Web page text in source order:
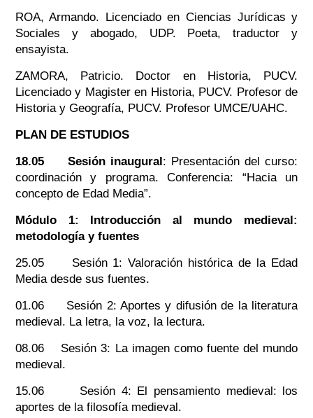
ROA, Armando. Licenciado en Ciencias Jurídicas y
Sociales y abogado, UDP. Poeta, traductor y
ensayista.
ZAMORA, Patricio. Doctor en Historia, PUCV.
Licenciado y Magister en Historia, PUCV. Profesor de
Historia y Geografía, PUCV. Profesor UMCE/UAHC.
PLAN DE ESTUDIOS
18.05
Sesión inaugural : Presentación del curso:
coordinación y programa. Conferencia: “Hacia un
concepto de Edad Media”.
Módulo 1:
Introducción al mundo medieval:
metodología y fuentes
25.05 Sesión 1: Valoración histórica de la Edad
Media desde sus fuentes.
01.06 Sesión 2: Aportes y difusión de la literatura
medieval. La letra, la voz, la lectura.
08.06 Sesión 3: La imagen como fuente del mundo
medieval.
15.06 Sesión 4: El pensamiento medieval: los
aportes de la filosofía medieval.